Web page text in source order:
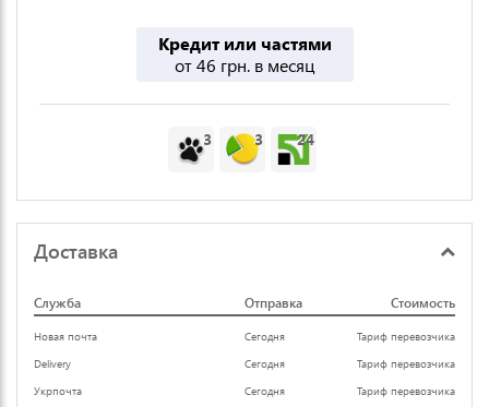
Кредит или частями
от 46 грн. в месяц
3 3 24
Доставка
Служба Отправка Стоимость
Новая почта Сегодня
Тариф перевозчика
Delivery
Сегодня
Тариф перевозчика
Укрпочта
Сегодня
Тариф перевозчика